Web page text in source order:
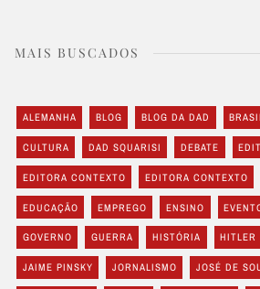
MAIS BUSCADOS
ALEMANHA BLOG BLOG DA DAD
CULTURA DAD SQUARISI DEBATE
EDITORA CONTEXTO EDITORA CONTEXTO
EDUCAÇÃO EMPREGO ENSINO
GOVERNO GUERRA HISTÓRIA HITLER
JAIME PINSKY JORNALISMO JOSÉ DE